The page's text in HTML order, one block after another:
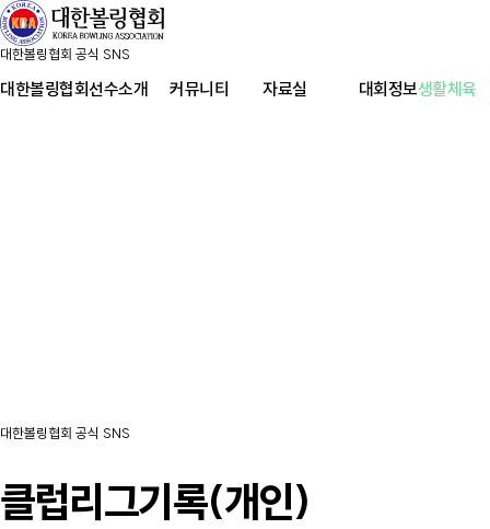
대한볼링협회 공식 SNS
대한볼링협회선수소개 커뮤니티 자료실 대회정보생활체육
대한볼링협회 공식 SNS
클럽리그기록(개인)